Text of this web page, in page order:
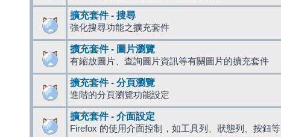
擴充套件 - 搜尋
強化搜尋功能之擴充套件
擴充套件 - 圖片瀏覽
有縮放圖片、查詢圖片資訊等有關圖片的擴充套件
擴充套件 - 分頁瀏覽
進階的分頁瀏覽功能設定
擴充套件 - 介面設定
Firefox 的使用介面控制，如工具列、狀態列、按鈕等